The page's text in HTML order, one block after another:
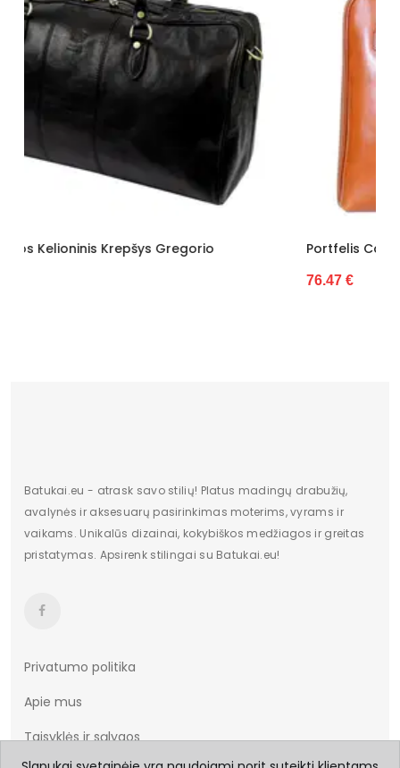
Portfelis Camilla (GG8060)
Batukai.eu - atrask savo stilių! Platus madingų drabužių,
avalynės ir aksesuarų pasirinkimas moterims, vyrams ir
vaikams. Unikalūs dizainai, kokybiškos medžiagos ir greitas
pristatymas. Apsirenk stilingai su Batukai.eu!
Privatumo politika
Apie mus
Taisyklės ir sąlygos